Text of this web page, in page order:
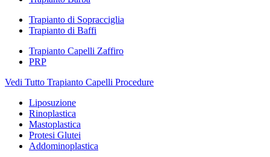
Trapianto di Sopracciglia
Trapianto di Baffi
Trapianto Capelli Zaffiro
PRP
Vedi Tutto Trapianto Capelli Procedure
Liposuzione
Rinoplastica
Mastoplastica
Protesi Glutei
Addominoplastica